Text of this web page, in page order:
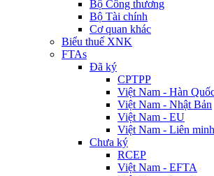
Bộ Công thương
Bộ Tài chính
Cơ quan khác
Biểu thuế XNK
FTAs
Đã ký
CPTPP
Việt Nam - Hàn
Việt Nam - Nhật Bản
Việt Nam - EU
Việt Nam - Liên
Chưa ký
RCEP
Việt Nam - EFTA